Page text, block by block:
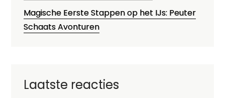
Magische Eerste Stappen op het IJs: Peuter
Schaats Avonturen
Laatste reacties